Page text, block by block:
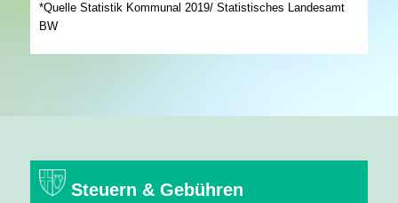
*Quelle Statistik Kommunal 2019/ Statistisches Landesamt
BW
Steuern & Gebühren